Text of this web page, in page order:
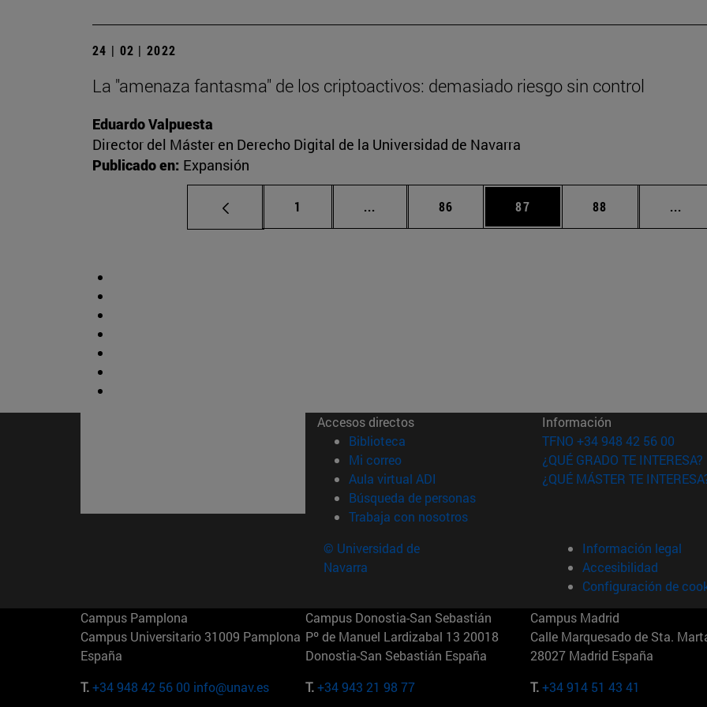
24 | 02 | 2022
La "amenaza fantasma" de los criptoactivos: demasiado riesgo sin control
Eduardo Valpuesta
Director del Máster en Derecho Digital de la Universidad de Navarra
Publicado en: Expansión
Página
1 ... Páginas intermedias Use TAB para desplazarse.
Página
86 Página
87 Página
88 ...
Accesos directos
Biblioteca (abre en nueva ventana)
Mi correo(abre en nueva ventana)
Aula virtual ADI (abre en nueva ventana)
Búsqueda de personas(abre en nueva ventana)
Trabaja con nosotros(abre en nueva ventana)
Información
TFNO +34 948 42 56 00
¿QUÉ GRADO TE INTERESA?
¿QUÉ MÁSTER TE
© Universidad de
Navarra
Información legal
Accesibilidad
Configuración de
Campus Pamplona
Campus Universitario 31009 Pamplona
España
T.+34 948 42 56 00 info@unav.es
Campus Donostia-San Sebastián
Pº de Manuel Lardizabal 13 20018
Donostia-San Sebastián España
T.+34 943 21 98 77
Campus Madrid
Calle Marquesado de Sta.
28027 Madrid España
T.+34 914 51 43 41